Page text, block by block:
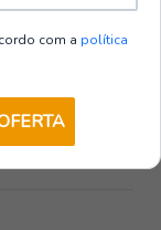
com a política